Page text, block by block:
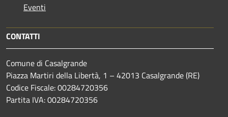
Eventi
CONTATTI
Comune di Casalgrande
Piazza Martiri della Libertà, 1 – 42013 Casalgrande (RE)
Codice Fiscale: 00284720356
Partita IVA: 00284720356